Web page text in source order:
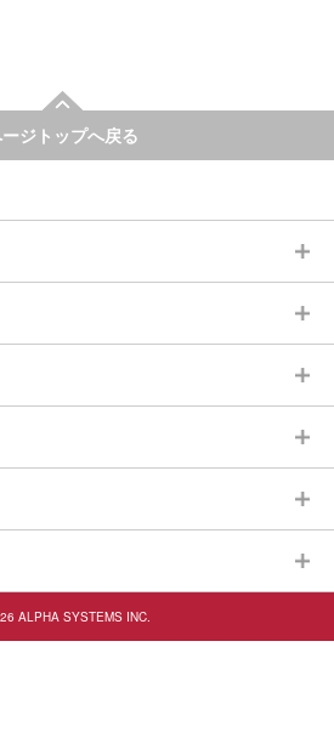
ジトップへ戻る
ALPHA SYSTEMS INC.